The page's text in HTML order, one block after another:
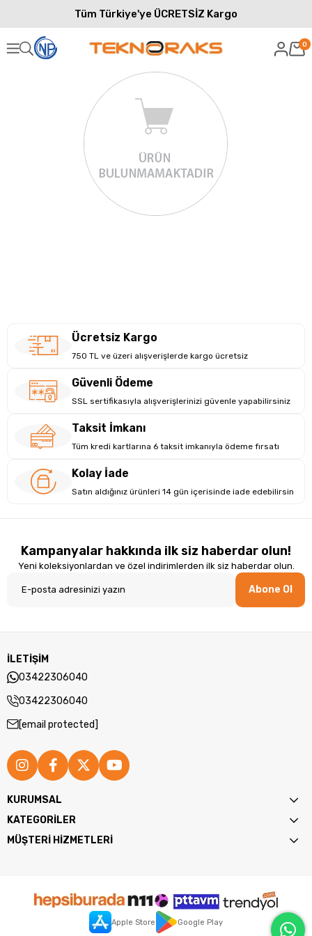
Tüm Türkiye'ye ÜCRETSİZ Kargo
0
Ücretsiz Kargo
750 TL ve üzeri alışverişlerde kargo ücretsiz
Güvenli Ödeme
SSL sertifikasıyla alışverişlerinizi güvenle yapabilirsiniz
Taksit İmkanı
Tüm kredi kartlarına 6 taksit imkanıyla ödeme fırsatı
Kolay İade
Satın aldığınız ürünleri 14 gün içerisinde iade edebilirsin
Kampanyalar hakkında ilk siz haberdar olun!
Yeni koleksiyonlardan ve özel indirimlerden ilk siz haberdar olun.
Abone Ol
İLETİŞİM
03422306040
03422306040
[email protected]
KURUMSAL
KATEGORİLER
MÜŞTERİ HİZMETLERİ
Apple Store Google Play